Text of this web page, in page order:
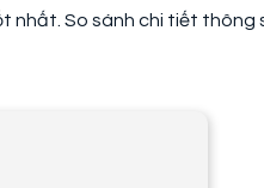
nhất. So sánh chi tiết thông